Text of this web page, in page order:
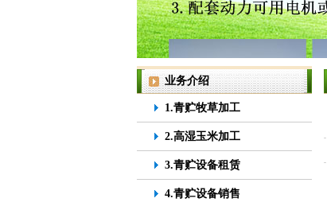
业务介绍
1.青贮牧草加工
2.高湿玉米加工
3.青贮设备租赁
4.青贮设备销售